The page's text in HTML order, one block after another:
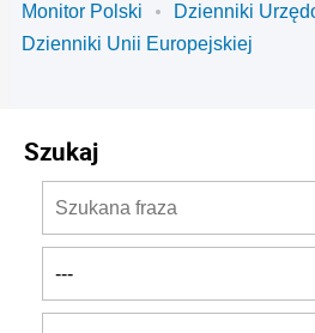
Monitor Polski
Dzienniki
Dzienniki Unii Europejskiej
Szukaj